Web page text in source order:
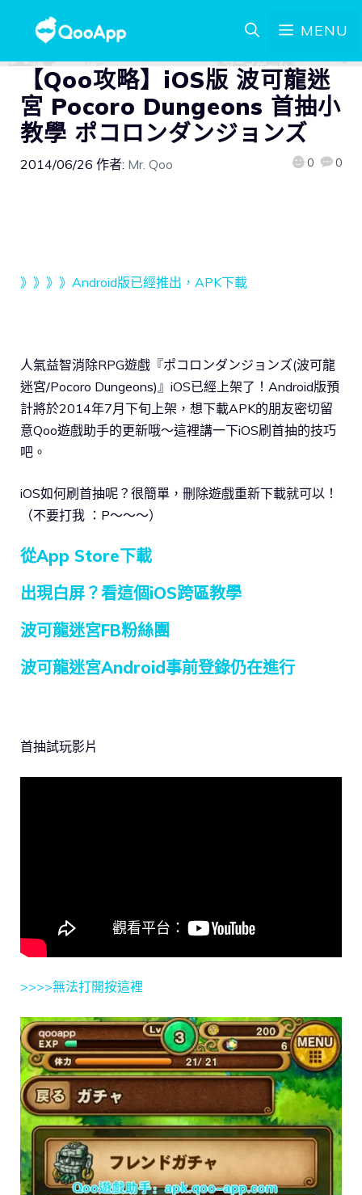
MENU
【Qoo攻略】iOS版 波可龍迷
宮 Pocoro Dungeons 首抽小
教學 ポコロンダンジョンズ
2014/06/26 作者: Mr. Qoo 0 0
》》》》Android版已經推出，APK下載
人氣益智消除RPG遊戲『ポコロンダンジョンズ(波可龍
迷宮/Pocoro Dungeons)』iOS已經上架了！Android版預
計將於2014年7月下旬上架，想下載APK的朋友密切留
意Qoo遊戲助手的更新哦～這裡講一下iOS刷首抽的技巧
吧。
iOS如何刷首抽呢？很簡單，刪除遊戲重新下載就可以！
（不要打我 ：P～～～）
從App Store下載
出現白屏？看這個iOS跨區教學
波可龍迷宮FB粉絲團
波可龍迷宮Android事前登錄仍在進行
首抽試玩影片
>>>>無法打開按這裡